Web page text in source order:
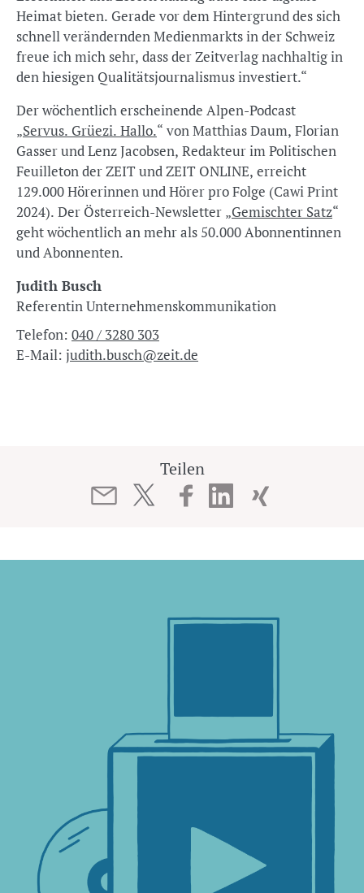
Heimat bieten. Gerade vor dem Hintergrund des sich
schnell verändernden Medienmarkts in der Schweiz
freue ich mich sehr, dass der Zeitverlag nachhaltig in
den hiesigen Qualitätsjournalismus investiert.“
Der wöchentlich erscheinende Alpen-Podcast
„Servus. Grüezi. Hallo.“ von Matthias Daum, Florian
Gasser und Lenz Jacobsen, Redakteur im Politischen
Feuilleton der ZEIT und ZEIT ONLINE, erreicht
129.000 Hörerinnen und Hörer pro Folge (Cawi Print
2024). Der Österreich-Newsletter „Gemischter Satz“
geht wöchentlich an mehr als 50.000 Abonnentinnen
und Abonnenten.
Judith Busch
Referentin Unternehmenskommunikation
Telefon: 040 / 3280 303
E-Mail: judith.busch@zeit.de
Teilen